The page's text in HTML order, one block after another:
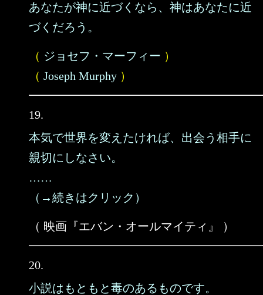
あなたが神に近づくなら、神はあなたに近
づくだろう。
（ ジョセフ・マーフィー ）
（ Joseph Murphy ）
19.
本気で世界を変えたければ、出会う相手に
親切にしなさい。
……
（→続きはクリック）
（ 映画『エバン・オールマイティ』 ）
20.
小説はもともと毒のあるものです。